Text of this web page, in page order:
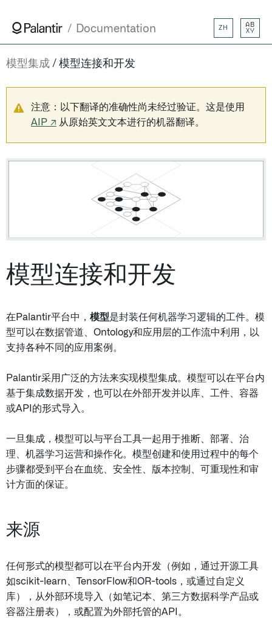
Documentation ZH
AB
XY
模型集成 模型连接和开发
注意：以下翻译的准确性尚未经过验证。这是使用
AIP ↗ 从原始英文文本进行的机器翻译。
模型连接和开发
在Palantir平台中， 模型是封装任何机器学习逻辑的工件。模
型可以在数据管道、Ontology和应用层的工作流中利用，以
支持各种不同的应用案例。
Palantir采用广泛的方法来实现模型集成。模型可以在平台内
基于集成数据开发，也可以在外部开发并以库、工件、容器
或API的形式导入。
一旦集成，模型可以与平台工具一起用于推断、部署、治
理、机器学习运营和操作化。模型创建和使用过程中的每个
步骤都受到平台在血统、安全性、版本控制、可重现性和审
计方面的保证。
来源
任何形式的模型都可以在平台内开发（例如，通过开源工具
如scikit-learn、TensorFlow和OR-tools，或通过自定义
库），从外部环境导入（如笔记本、第三方数据科学产品或
容器注册表），或配置为外部托管的API。